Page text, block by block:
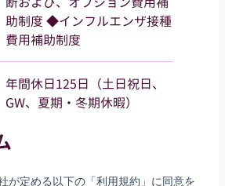
助制度 ◆インフルエンザ接種
費用補助制度
年間休日125日（土日祝日、
GW、夏期・冬期休暇）